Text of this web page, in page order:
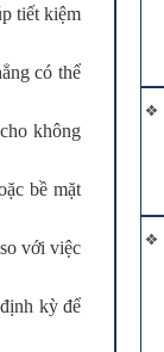
tiết kiệm
có thể
không
bề mặt
với việc
kỳ để